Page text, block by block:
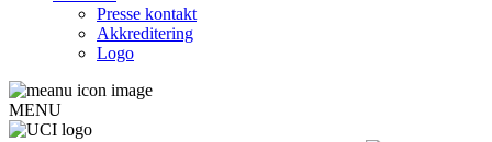
Presse kontakt
Akkreditering
Logo
MENU